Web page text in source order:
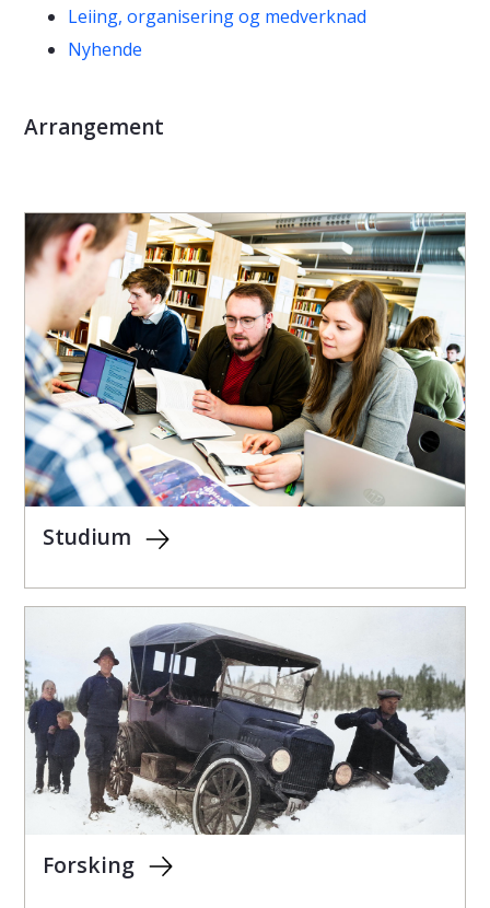
Leiing, organisering og medverknad
Nyhende
Arrangement
Studium
Forsking